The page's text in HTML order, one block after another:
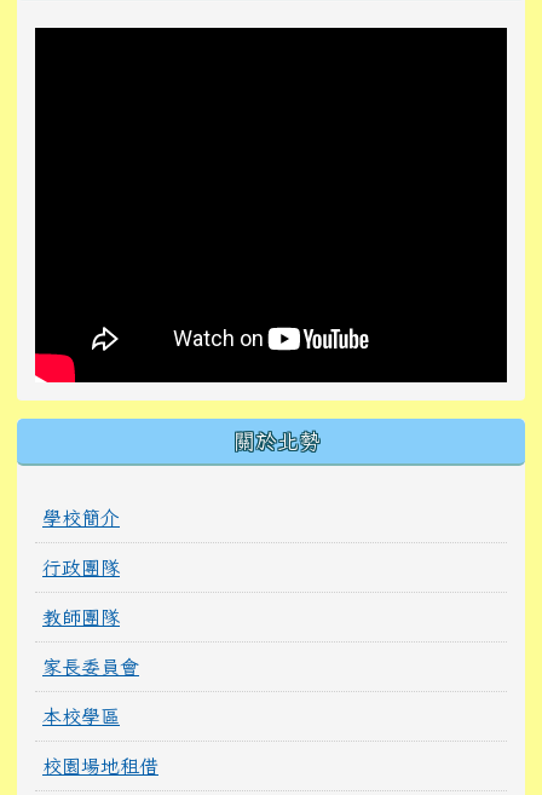
關於北勢
學校簡介
行政團隊
教師團隊
家長委員會
本校學區
校園場地租借